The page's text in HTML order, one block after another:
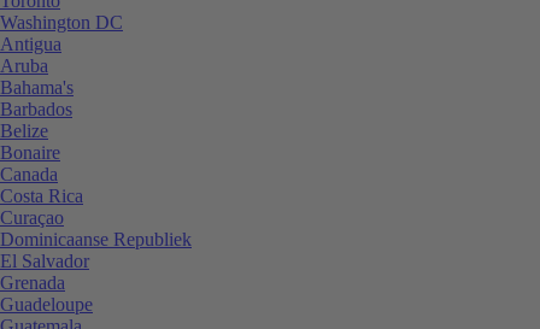
Washington DC
Antigua
Aruba
Bahama's
Barbados
Belize
Bonaire
Canada
Costa Rica
Curaçao
Dominicaanse Republiek
El Salvador
Grenada
Guadeloupe